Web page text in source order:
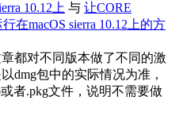
10.12上 与 让CORE
在macOS sierra 10.12上的方
都对不同版本做了不同的激
dmg包中的实际情况为准，
者.pkg文件，说明不需要做